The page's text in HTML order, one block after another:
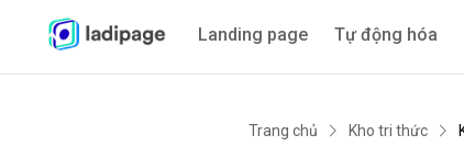
Landing page Tự động hóa
Trang chủ Kho tri thức